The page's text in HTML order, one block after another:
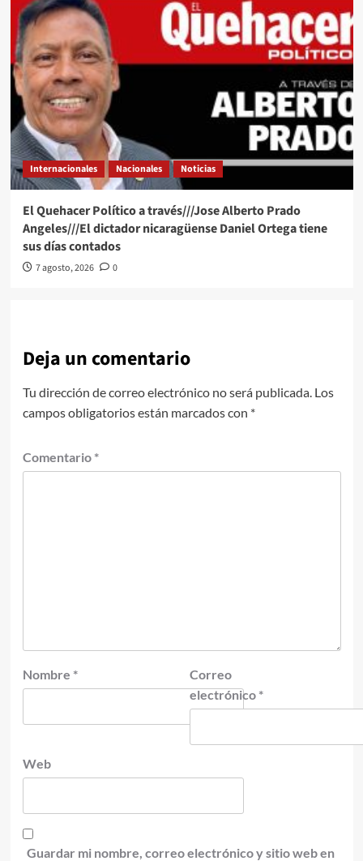
Internacionales Nacionales Noticias
El Quehacer Político a través///Jose Alberto Prado
Angeles///El dictador nicaragüense Daniel Ortega tiene
sus días contados
7 agosto, 2026 0
Deja un comentario
Tu dirección de correo electrónico no será publicada. Los
campos obligatorios están marcados con *
Comentario *
Nombre *
Correo
electrónico *
Web
Guardar mi nombre, correo electrónico y sitio web en